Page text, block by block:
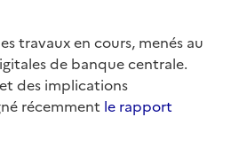
travaux en cours, menés au
de banque centrale.
des implications
récemment le rapport